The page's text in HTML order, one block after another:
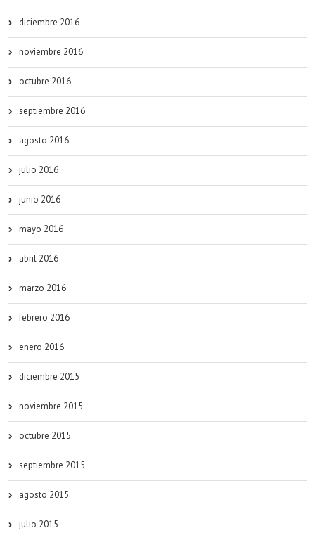
diciembre 2016
noviembre 2016
octubre 2016
septiembre 2016
agosto 2016
julio 2016
junio 2016
mayo 2016
abril 2016
marzo 2016
febrero 2016
enero 2016
diciembre 2015
noviembre 2015
octubre 2015
septiembre 2015
agosto 2015
julio 2015